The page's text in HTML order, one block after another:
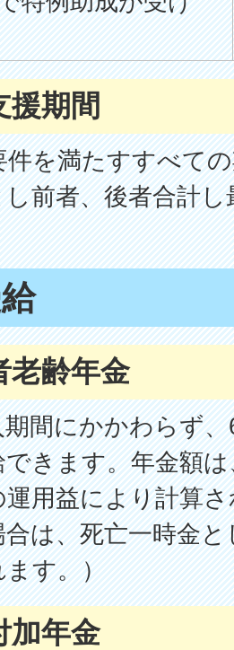
援期間
件を満たすすべて
前者、後者合計
老齢年金
間にかかわらず
きます。年金額
用益により計算
は、死亡一時金
ます。）
加年金